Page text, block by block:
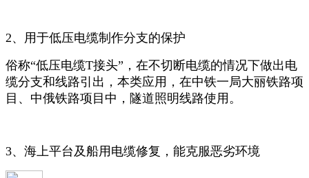
2、用于低压电缆制作分支的保护
俗称“低压电缆T接头”，在不切断电缆的情况下做出电
缆分支和线路引出，本类应用，在中铁一局大丽铁路项
目、中俄铁路项目中，隧道照明线路使用。
3、海上平台及船用电缆修复，能克服恶劣环境